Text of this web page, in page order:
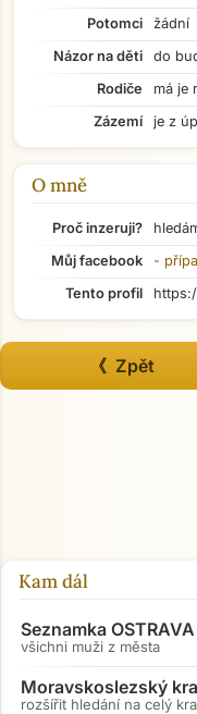
Potomci
žádní
Názor na děti
do
Rodiče
má je
Zázemí
je z
O mně
Proč inzeruji?
Můj facebook
-
Tento profil
《 Zpět
Kam dál
Seznamka OSTRAVA
všichni muži z města
Moravskoslezský
rozšířit hledání na celý